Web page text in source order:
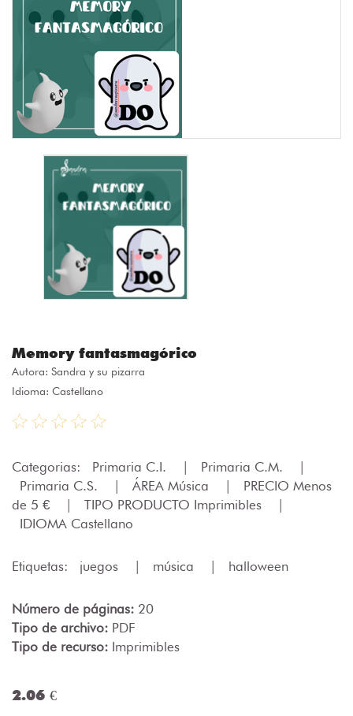
Memory fantasmagórico
Autora: Sandra y su pizarra
Idioma: Castellano
Categorias: Primaria C.I. | Primaria C.M.
|
Primaria C.S.
| ÁREA Música |
PRECIO Menos
de 5 €
| TIPO PRODUCTO Imprimibles
|
IDIOMA Castellano
Etiquetas: juegos | música | halloween
Número de páginas: 20
Tipo de archivo: PDF
Tipo de recurso: Imprimibles
2.06 €